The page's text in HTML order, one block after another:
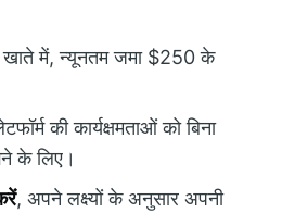
में, न्यूनतम जमा $250 के
की कार्यक्षमताओं को बिना
के लिए।
, अपने लक्ष्यों के अनुसार अपनी